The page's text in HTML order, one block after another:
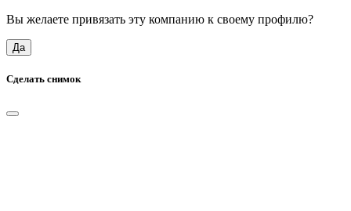
Вы желаете привязать эту компанию к своему профилю?
Да
Сделать снимок